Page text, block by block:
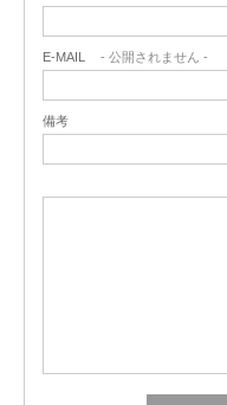
E-MAIL - 公開されません -
備考